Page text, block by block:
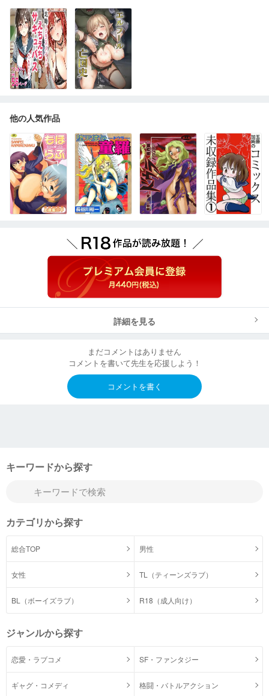
他の人気作品
詳細を見る
まだコメントはありません
コメントを書いて先生を応援しよう！
コメントを書く
キーワードから探す
カテゴリから探す
総合TOP 男性
女性 TL（ティーンズラブ）
BL（ボーイズラブ） R18（成人向け）
ジャンルから探す
恋愛・ラブコメ SF・ファンタジー
ギャグ・コメディ 格闘・バトルアクション